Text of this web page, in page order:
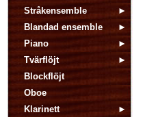
Stråkensemble
Blandad ensemble
Piano
Tvärflöjt
Blockflöjt
Oboe
Klarinett